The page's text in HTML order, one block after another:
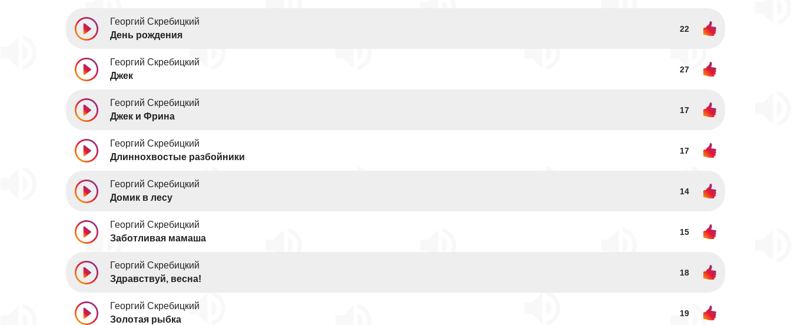
Георгий Скребицкий
День рождения
22
Георгий Скребицкий
Джек
27
Георгий Скребицкий
Джек и Фрина
17
Георгий Скребицкий
Длиннохвостые разбойники
17
Георгий Скребицкий
Домик в лесу
14
Георгий Скребицкий
Заботливая мамаша
15
Георгий Скребицкий
Здравствуй, весна!
18
Георгий Скребицкий
Золотая рыбка
19